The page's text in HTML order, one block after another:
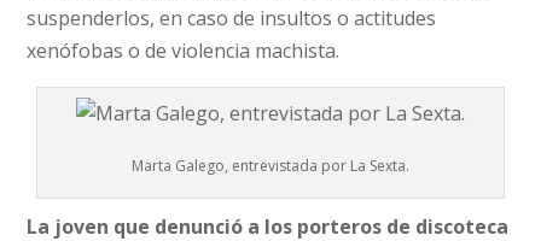
suspenderlos, en caso de insultos o actitudes
xenófobas o de violencia machista.
Marta Galego, entrevistada por La Sexta.
La joven que denunció a los porteros de discoteca